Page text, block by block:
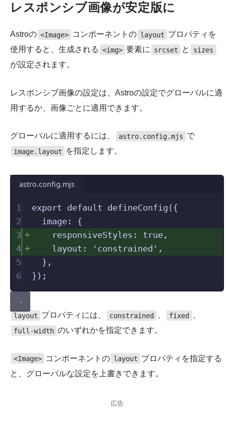
レスポンシブ画像が安定版に
Astroの <Image> コンポーネントの layout プロパティを
使用すると、生成される <img> 要素に srcset と sizes
が設定されます。
レスポンシブ画像の設定は、Astroの設定でグローバルに適
用するか、画像ごとに適用できます。
グローバルに適用するには、 astro.config.mjs で
image.layout を指定します。
astro.config.mjs
1 export default defineConfig ({
2
image :
{
3
responsiveStyles : true ,
4
layout : ' constrained ' ,
5
},
6
});
layout プロパティには、 constrained fixed
full-width のいずれかを指定できます。
<Image> コンポーネントの layout プロパティを指定する
と、グローバルな設定を上書きできます。
広告